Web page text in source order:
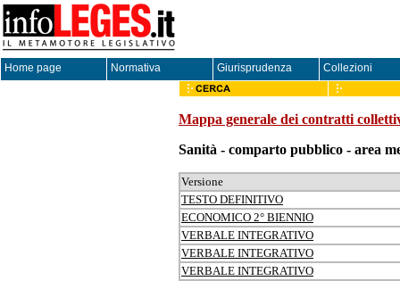
Home page Normativa Giurisprudenza Collezioni
Mappa generale dei contratti
Sanità - comparto pubblico - area
Versione
TESTO DEFINITIVO
ECONOMICO 2° BIENNIO
VERBALE INTEGRATIVO
VERBALE INTEGRATIVO
VERBALE INTEGRATIVO